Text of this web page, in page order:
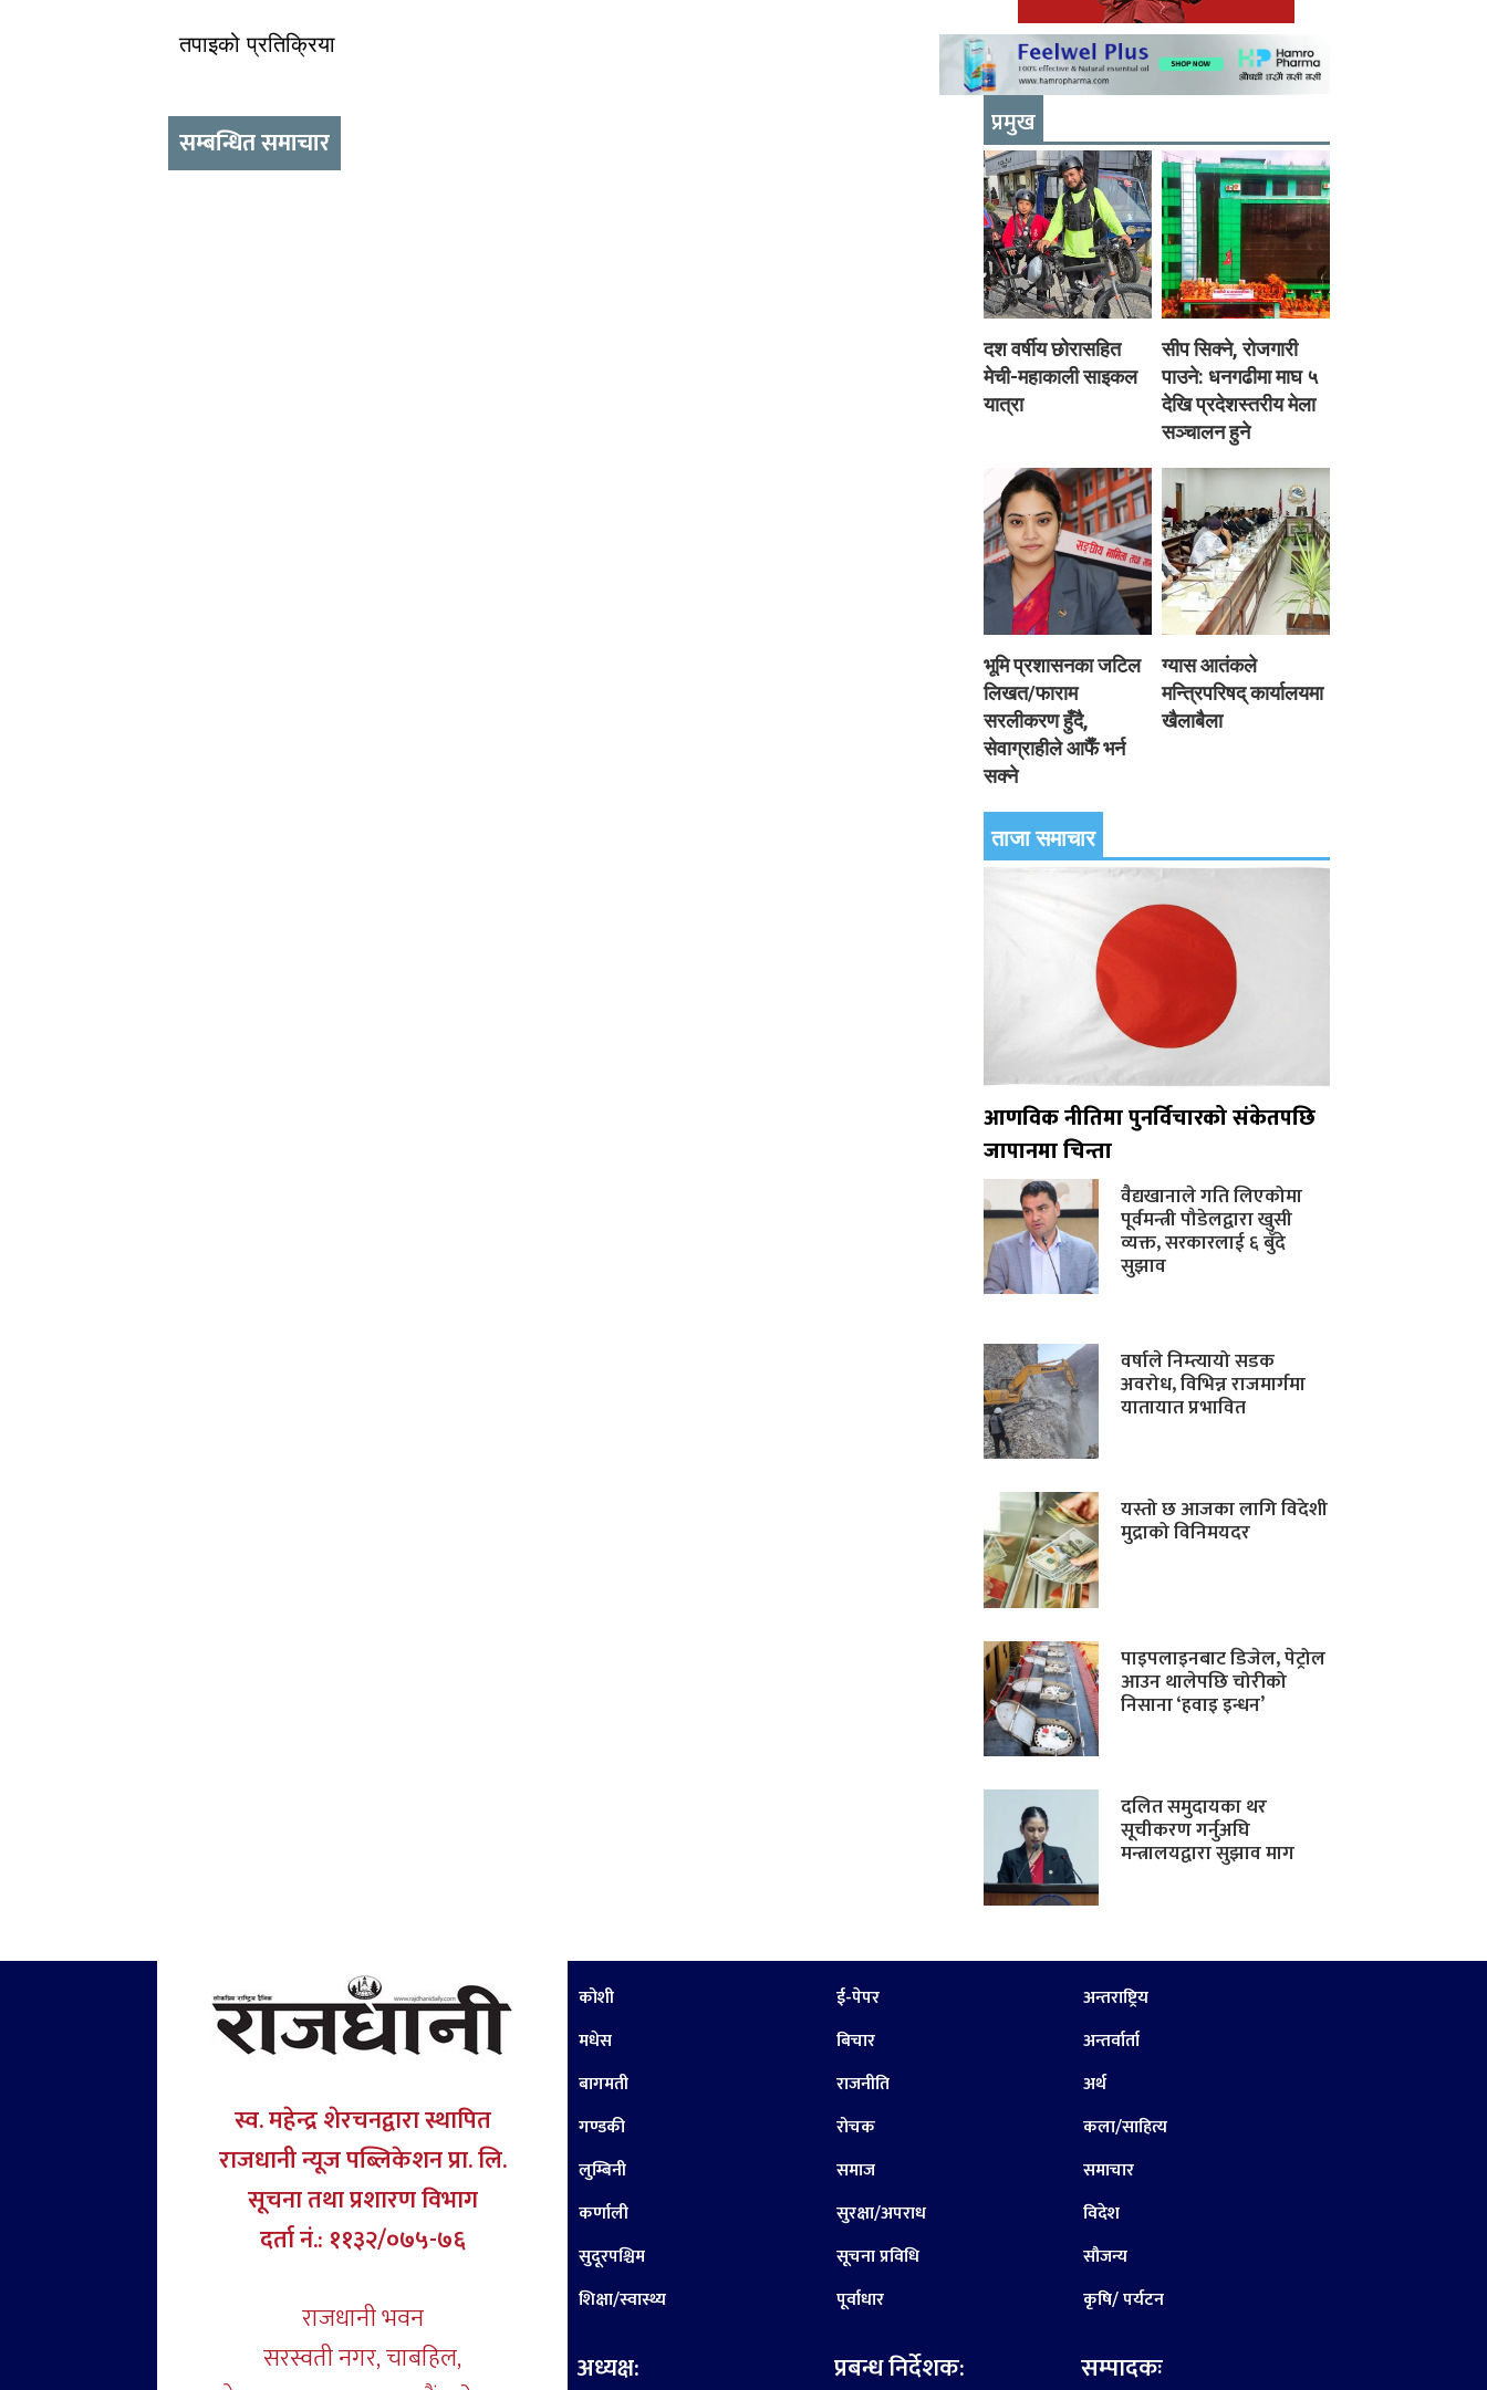
तपाइको प्रतिक्रिया
सम्बन्धित समाचार
प्रमुख
दश वर्षीय छोरासहित
मेची-महाकाली साइकल
यात्रा
सीप सिक्ने, रोजगारी
पाउने: धनगढीमा माघ ५
देखि प्रदेशस्तरीय मेला
सञ्चालन हुने
भूमि प्रशासनका जटिल
लिखत/फाराम
सरलीकरण हुँदै,
सेवाग्राहीले आफैँ भर्न
सक्ने
ग्यास आतंकले
मन्त्रिपरिषद् कार्यालयमा
खैलाबैला
ताजा समाचार
आणविक नीतिमा पुनर्विचारको संकेतपछि
जापानमा चिन्ता
वैद्यखानाले गति लिएकोमा
पूर्वमन्त्री पौडेलद्वारा खुसी
व्यक्त, सरकारलाई ६ बुँदे
सुझाव
वर्षाले निम्त्यायो सडक
अवरोध, विभिन्न राजमार्गमा
यातायात प्रभावित
यस्तो छ आजका लागि विदेशी
मुद्राको विनिमयदर
पाइपलाइनबाट डिजेल, पेट्रोल
आउन थालेपछि चोरीको
निसाना ‘हवाइ इन्धन’
दलित समुदायका थर
सूचीकरण गर्नुअघि
मन्त्रालयद्वारा सुझाव माग
स्व. महेन्द्र शेरचनद्वारा स्थापित
राजधानी न्यूज पब्लिकेशन प्रा. लि.
सूचना तथा प्रशारण विभाग
दर्ता नं.: ११३२/०७५-७६
राजधानी भवन
सरस्वती नगर, चाबहिल,
कोशी
मधेस
बागमती
गण्डकी
लुम्बिनी
कर्णाली
सुदूरपश्चिम
शिक्षा/स्वास्थ्य
अध्यक्ष:
ई-पेपर
बिचार
राजनीति
रोचक
समाज
सुरक्षा/अपराध
सूचना प्रविधि
पूर्वाधार
प्रबन्ध निर्देशक:
अन्तराष्ट्रिय
अन्तर्वार्ता
अर्थ
कला/साहित्य
समाचार
विदेश
सौजन्य
कृषि/ पर्यटन
सम्पादकः